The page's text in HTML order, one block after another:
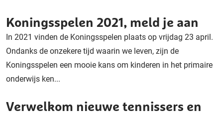
Koningsspelen 2021, meld je aan
In 2021 vinden de Koningsspelen plaats op vrijdag 23 april.
Ondanks de onzekere tijd waarin we leven, zijn de
Koningsspelen een mooie kans om kinderen in het primaire
onderwijs ken...
Verwelkom nieuwe tennissers en